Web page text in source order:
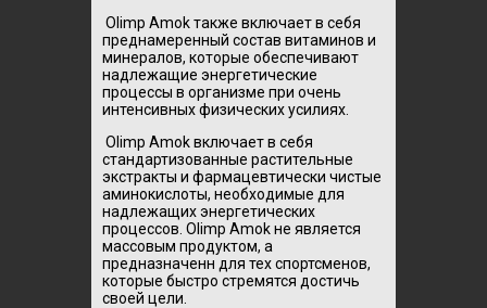
Olimp Amok также включает в себя
преднамеренный состав витаминов и
минералов, которые обеспечивают
надлежащие энергетические
процессы в организме при очень
интенсивных физических усилиях.
Olimp Amok включает в себя
стандартизованные растительные
экстракты и фармацевтически чистые
аминокислоты, необходимые для
надлежащих энергетических
процессов. Olimp Amok не является
массовым продуктом, а
предназначенн для тех спортсменов,
которые быстро стремятся достичь
своей цели.